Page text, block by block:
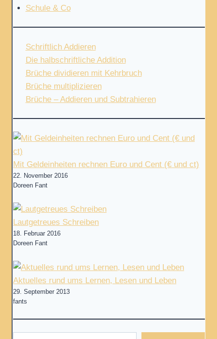
Schule & Co
Schriftlich Addieren
Die halbschriftliche Addition
Brüche dividieren mit Kehrbruch
Brüche multiplizieren
Brüche – Addieren und Subtrahieren
Mit Geldeinheiten rechnen Euro und Cent (€ und ct)
22. November 2016
Doreen Fant
Lautgetreues Schreiben
18. Februar 2016
Doreen Fant
Aktuelles rund ums Lernen, Lesen und Leben
29. September 2013
fants
Gib deine E-Mail-Adresse ein ...